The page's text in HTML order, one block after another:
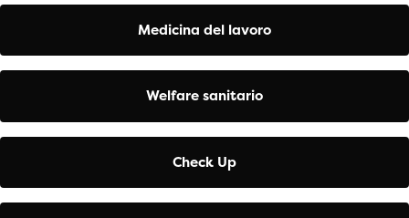
Medicina del lavoro
Welfare sanitario
Check Up